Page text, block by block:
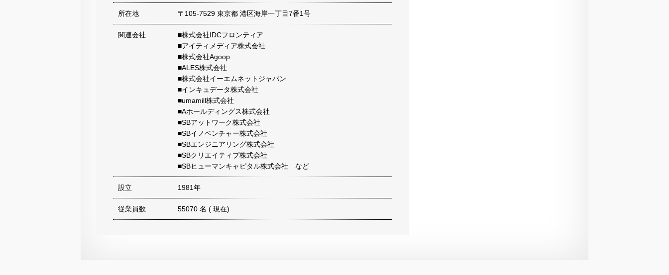
所在地 〒105-7529 東京都 港区海岸一丁目7番1号
関連会社
■株式会社IDCフロンティア
■アイティメディア株式会社
■株式会社Agoop
■ALES株式会社
■株式会社イーエムネットジャパン
■インキュデータ株式会社
■umamill株式会社
■Aホールディングス株式会社
■SBアットワーク株式会社
■SBイノベンチャー株式会社
■SBエンジニアリング株式会社
■SBクリエイティブ株式会社
■SBヒューマンキャピタル株式会社 など
設立 1981年
従業員数 55070 名 ( 現在)